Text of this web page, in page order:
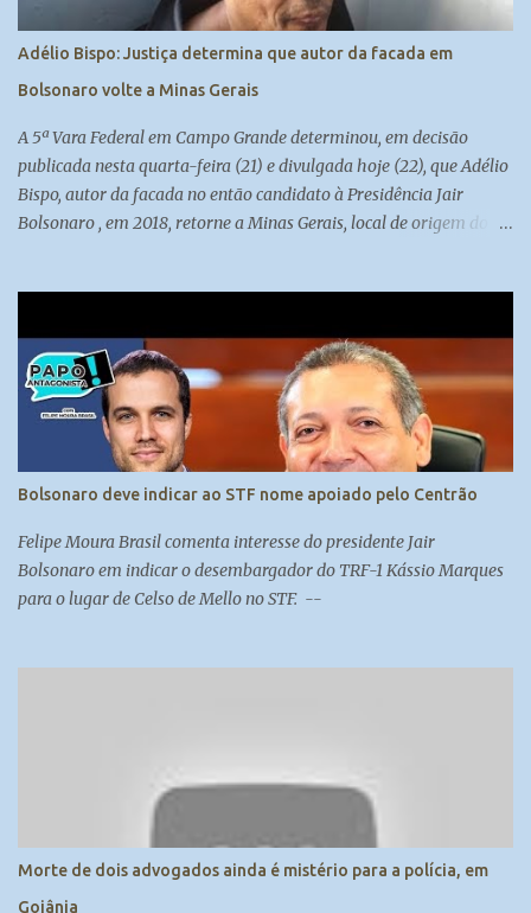
Adélio Bispo: Justiça determina que autor da facada em
Bolsonaro volte a Minas Gerais
A 5ª Vara Federal em Campo Grande determinou, em decisão
publicada nesta quarta-feira (21) e divulgada hoje (22), que Adélio
Bispo, autor da facada no então candidato à Presidência Jair
Bolsonaro , em 2018, retorne a Minas Gerais, local de origem do
Bolsonaro deve indicar ao STF nome apoiado pelo Centrão
Felipe Moura Brasil comenta interesse do presidente Jair
Bolsonaro em indicar o desembargador do TRF-1 Kássio Marques
para o lugar de Celso de Mello no STF. --
Morte de dois advogados ainda é mistério para a polícia, em
Goiânia